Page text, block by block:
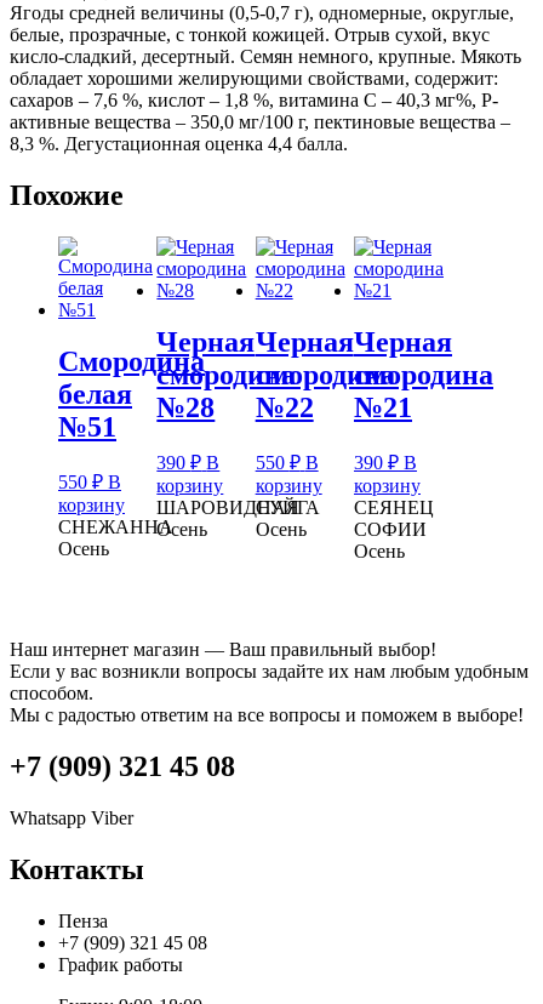
Ягоды средней величины (0,5-0,7 г), одномерные, округлые,
белые, прозрачные, с тонкой кожицей. Отрыв сухой, вкус
кисло-сладкий, десертный. Семян немного, крупные. Мякоть
обладает хорошими желирующими свойствами, содержит:
сахаров – 7,6 %, кислот – 1,8 %, витамина С – 40,3 мг%, P-
активные вещества – 350,0 мг/100 г, пектиновые вещества –
8,3 %. Дегустационная оценка 4,4 балла.
Похожие
Смородина
белая
№51
550 ₽ В
корзину
СНЕЖАННА
Осень
Черная
смородина
№28
390₽ В
корзину
ШАРОВИДНАЯ
Осень
Черная
смородина
№22
550 ₽ В
корзину
СУЙГА
Осень
Черная
смородина
№21
390 ₽ В
корзину
СЕЯНЕЦ
СОФИИ
Осень
Наш интернет магазин — Ваш правильный выбор!
Если у вас возникли вопросы задайте их нам любым удобным
способом.
Мы с радостью ответим на все вопросы и поможем в выборе!
+7 (909) 321 45 08
Whatsapp Viber
Контакты
Пенза
+7 (909) 321 45 08
График работы